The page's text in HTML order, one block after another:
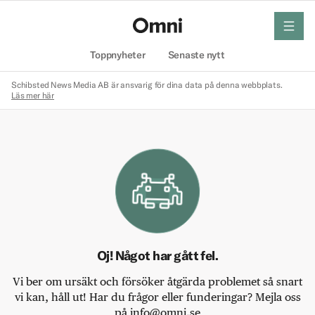
Toppnyheter Senaste nytt
meny
Schibsted News Media AB är ansvarig för dina data på denna webbplats.
Läs mer här
Oj! Något har gått fel.
Vi ber om ursäkt och försöker åtgärda problemet så snart
vi kan, håll ut! Har du frågor eller funderingar? Mejla oss